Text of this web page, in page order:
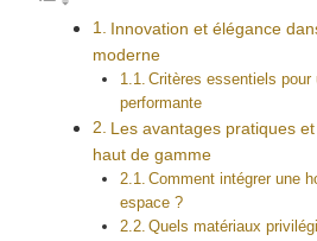
Innovation et élégance
moderne
Critères essentiels pour
performante
Les avantages pratiques
haut de gamme
Comment intégrer une
espace ?
Quels matériaux